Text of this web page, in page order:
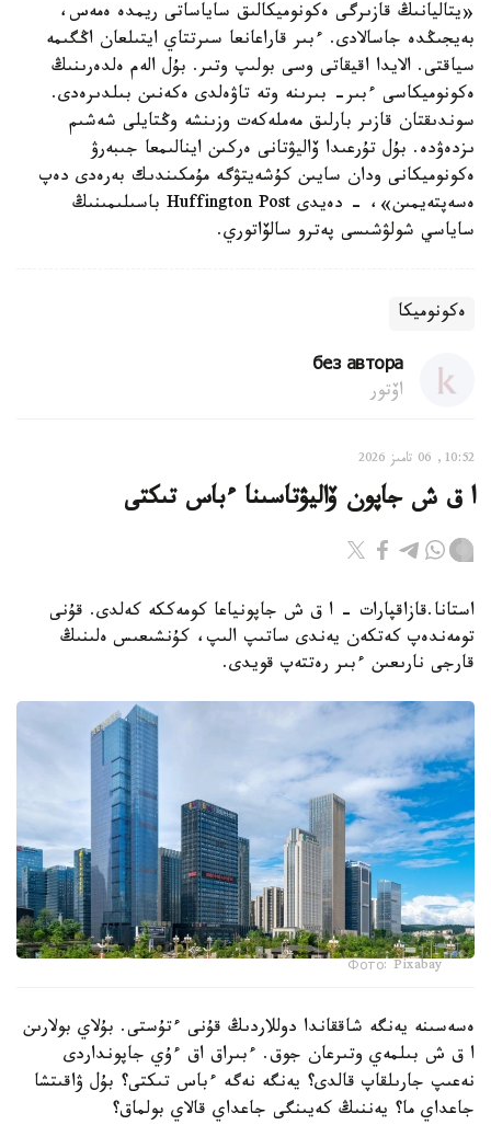
«يتاليانىڭ قازىرگى ەكونوميكالىق ساياساتى ريمدە ەمەس،
بەيجىڭدە جاسالادى. ءبىر قاراعانعا سىرتتاي ايتىلعان اڭگىمە
سياقتى. الايدا اقيقاتى وسى بولىپ وتىر. بۇل الەم ەلدەرىنىڭ
ەكونوميكاسى ءبىر- بىرىنە وتە تاۋەلدى ەكەنىن بىلدىرەدى.
سوندىقتان قازىر بارلىق مەملەكەت وزىنشە وڭتايلى شەشىم
ىزدەۋدە. بۇل تۇرعىدا ۆاليۋتانى ەركىن اينالىمعا جىبەرۋ
ەكونوميكانى ودان سايىن كۇشەيتۋگە مۇمكىندىك بەرەدى دەپ
ەسەپتەيمىن»، - دەيدى Huffington Post باسىلىمىنىڭ
ساياسي شولۋشىسى پەترو سالۆاتوري.
ەكونوميكا
без автора
اۆتور
10:52, 06 تامىز 2026
ا ق ش جاپون ۆاليۋتاسىنا ءباس تىكتى
استانا.قازاقپارات - ا ق ش جاپونياعا كومەككە كەلدى. قۇنى
تومەندەپ كەتكەن يەندى ساتىپ الىپ، كۇنشىعىس ەلىنىڭ
قارجى نارىعىن ءبىر رەتتەپ قويدى.
Фото: Pixabay
ەسەسىنە يەنگە شاققاندا دوللاردىڭ قۇنى ءتۇستى. بۇلاي بولارىن
ا ق ش بىلمەي وتىرعان جوق. ءبىراق اق ءۇي جاپونداردى
نەعىپ جارىلقاپ قالدى؟ يەنگە نەگە ءباس تىكتى؟ بۇل ۋاقىتشا
جاعداي ما؟ يەننىڭ كەيىنگى جاعداي قالاي بولماق؟